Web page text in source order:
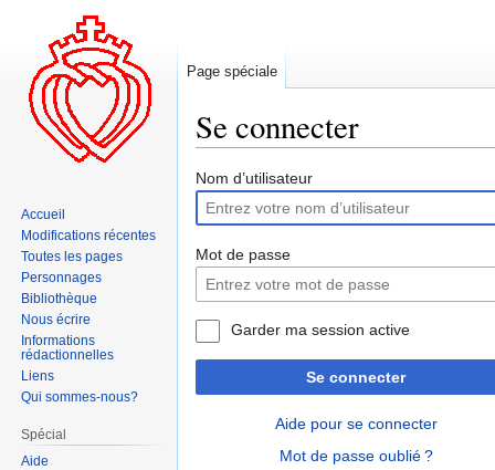
Se connecter
Aller
la
navigation
Aller
la
recherche
Nom d’utilisateur
Mot de passe
Garder ma session active
Se connecter
Aide pour se connecter
Mot de passe oublié ?
Page spéciale
Accueil
Modifications récentes
Toutes les pages
Personnages
Bibliothèque
Nous écrire
Informations
rédactionnelles
Liens
Qui sommes-nous?
Spécial
Aide